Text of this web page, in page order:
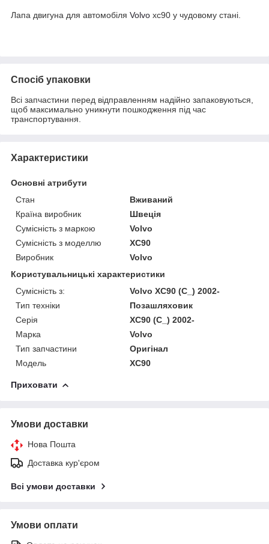
Лапа двигуна для автомобіля Volvo xc90 у чудовому стані.
Спосіб упаковки
Всі запчастини перед відправленням надійно запаковуються,
щоб максимально уникнути пошкодження під час
транспортування.
Характеристики
Основні атрибути
Стан
Вживаний
Країна виробник
Швеція
Сумісність з маркою
Volvo
Сумісність з моделлю
XC90
Виробник
Volvo
Користувальницькі характеристики
Сумісність з:
Volvo XC90 (C_) 2002-
Тип техніки
Позашляховик
Серія
XC90 (C_) 2002-
Марка
Volvo
Тип запчастини
Оригінал
Модель
XC90
Приховати
Умови доставки
Нова Пошта
Доставка кур'єром
Всі умови доставки
Умови оплати